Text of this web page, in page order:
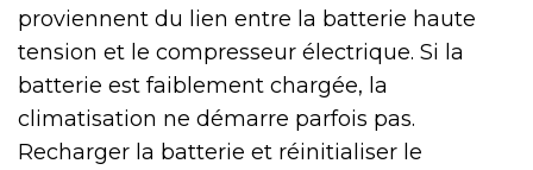
proviennent du lien entre la batterie haute
tension et le compresseur électrique. Si la
batterie est faiblement chargée, la
climatisation ne démarre parfois pas.
Recharger la batterie et réinitialiser le